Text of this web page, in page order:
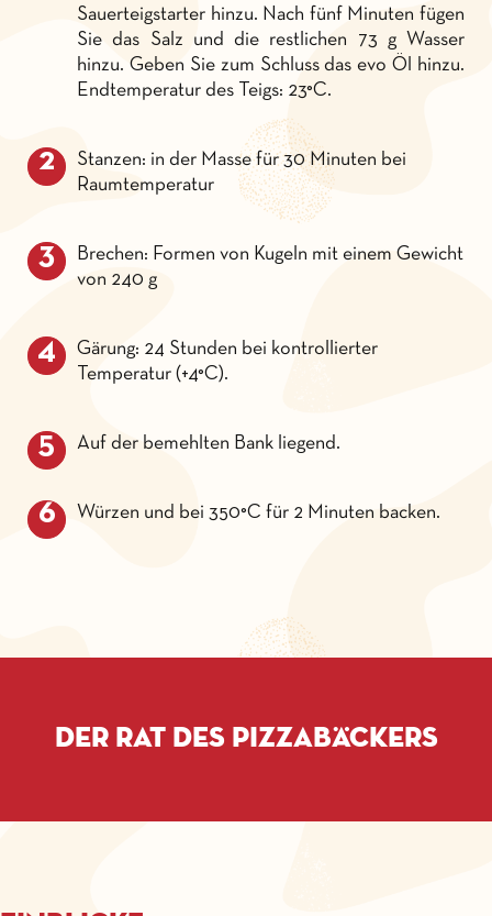
Sauerteigstarter hinzu. Nach fünf Minuten fügen
Sie das Salz und die restlichen 73 g Wasser
hinzu. Geben Sie zum Schluss das evo Öl hinzu.
Endtemperatur des Teigs: 23°C.
Stanzen: in der Masse für 30 Minuten bei
Raumtemperatur
Brechen: Formen von Kugeln mit einem Gewicht
von 240 g
Gärung: 24 Stunden bei kontrollierter
Temperatur (+4°C).
Auf der bemehlten Bank liegend.
Würzen und bei 350°C für 2 Minuten backen.
Der Rat des Pizzabäckers